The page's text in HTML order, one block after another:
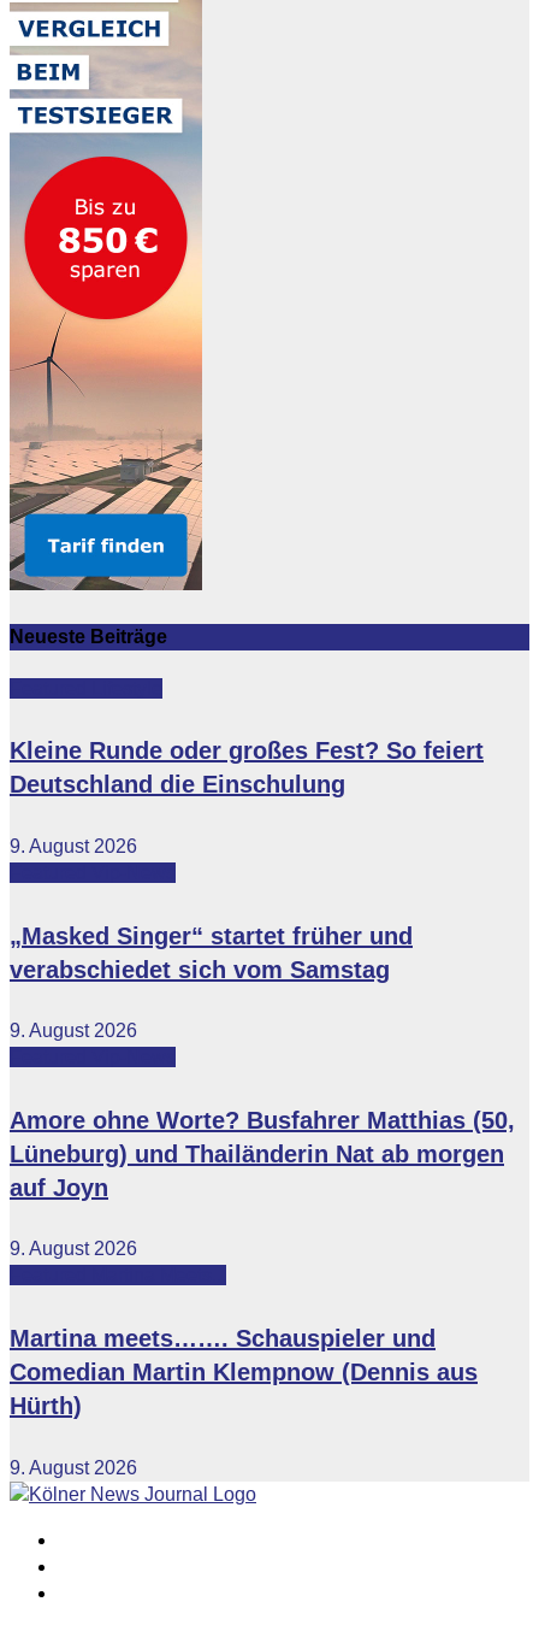
Neueste Beiträge
Kleine Runde oder großes Fest? So feiert
Deutschland die Einschulung
9. August 2026
„Masked Singer“ startet früher und
verabschiedet sich vom Samstag
9. August 2026
Amore ohne Worte? Busfahrer Matthias (50,
Lüneburg) und Thailänderin Nat ab morgen
auf Joyn
9. August 2026
Martina meets……. Schauspieler und
Comedian Martin Klempnow (Dennis aus
Hürth)
9. August 2026